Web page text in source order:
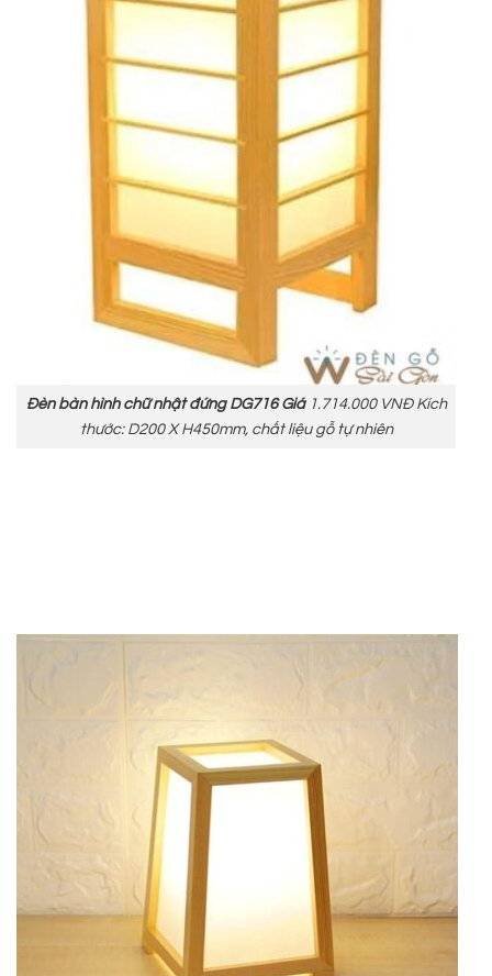
Đèn bàn hình chữ nhật đứng DG716 Giá1.714.000 VNĐ Kích
thước: D200 X H450mm, chất liệu gỗ tự nhiên